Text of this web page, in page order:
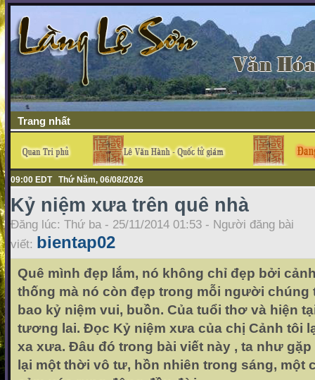
Trang nhất
09:00 EDT Thứ Năm, 06/08/2026
Kỷ niệm xưa trên quê nhà
Đăng lúc: Thứ ba - 25/11/2014 01:53 - Người đăng bài
viết: bientap02
Quê mình đẹp lắm, nó không chỉ đẹp bởi
thống mà nó còn đẹp trong mỗi người
bao kỷ niệm vui, buồn. Của tuổi thơ và hiện
tương lai. Đọc Kỷ niệm xưa của chị Cảnh tôi
xa xưa. Đâu đó trong bài viết này , ta như
lại một thời vô tư, hồn nhiên trong sáng, một